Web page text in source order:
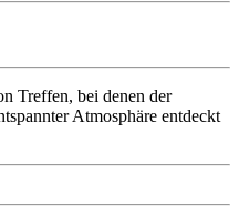
Treffen, bei denen der
Atmosphäre entdeckt